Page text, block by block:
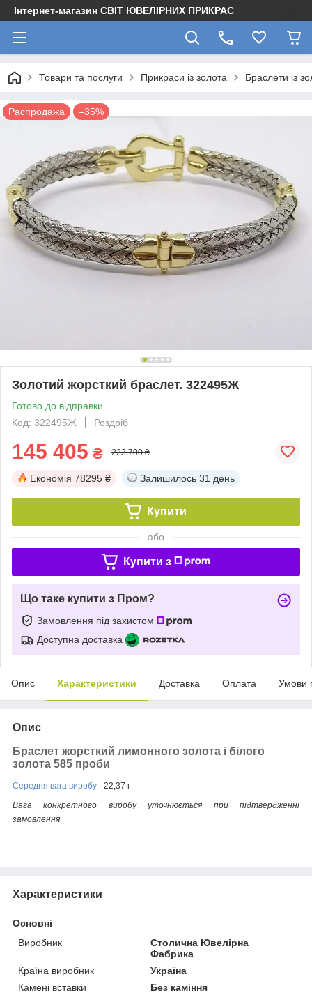
Інтернет-магазин СВІТ ЮВЕЛІРНИХ ПРИКРАС
Товари та послуги Прикраси із золота Браслети із
Распродажа –35%
Золотий жорсткий браслет. 322495Ж
Готово до відправки
Код: 322495Ж
Роздріб
145 405 ₴ 223 700 ₴
Економія 78295 ₴ Залишилось 31 день
Купити
або
Купити з
Що таке купити з Пром?
Замовлення під захистом
Доступна доставка
Опис Характеристики Доставка Оплата Умови
Опис
Браслет жорсткий лимонного золота і білого
золота 585 проби
Середня вага виробу - 22,37 г
Вага конкретного виробу уточнюється при підтвердженні
замовлення
Характеристики
Основні
Виробник
Столична Ювелірна
Фабрика
Країна виробник
Україна
Камені вставки
Без каміння